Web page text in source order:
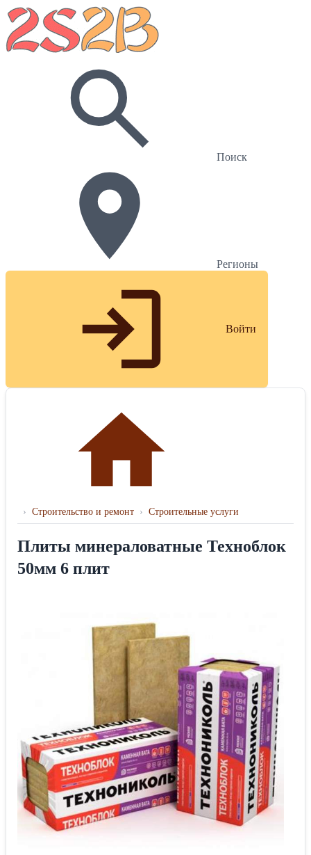
Поиск
Регионы
Войти
› Строительство и ремонт › Строительные услуги
Плиты минераловатные Техноблок
50мм 6 плит